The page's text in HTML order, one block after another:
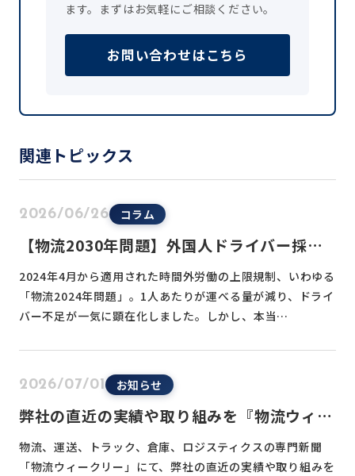
ます。まずはお気軽にご相談ください。
お問い合わせはこちら
関連トピックス
2026/06/26 コラム
【物流2030年問題】外国人ドライバー採用
2024年4月から適用された時間外労働の上限規制、いわゆる
「物流2024年問題」。1人あたりが運べる量が減り、ドライ
バー不足が一気に顕在化しました。しかし、本当…
2026/07/01 お知らせ
弊社の直近の実績や取り組みを『物流ウィー
物流、運送、トラック、倉庫、ロジスティクスの専門新聞
「物流ウィークリー」にて、弊社の直近の実績や取り組みを